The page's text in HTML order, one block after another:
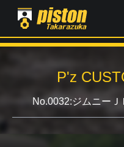
P'Z MAGAZINE
PISTON YAHOO店
P'z
No.0032:ジムニー